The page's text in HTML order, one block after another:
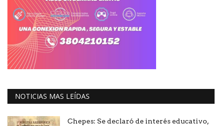
NOTICIAS MAS LEÍDAS
Chepes: Se declaró de interés educativo,